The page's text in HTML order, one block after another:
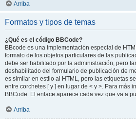
Arriba
Formatos y tipos de temas
¿Qué es el código BBCode?
BBcode es una implementación especial de
formato de los objetos particulares de las
debe ser habilitado por la administración, pero
deshabilitado del formulario de publicación de
es similar en estilo al HTML, pero las etiquetas
entre corchetes [ y ] en lugar de < y >. Para más
BBCode. El enlace aparece cada vez que va a
Arriba